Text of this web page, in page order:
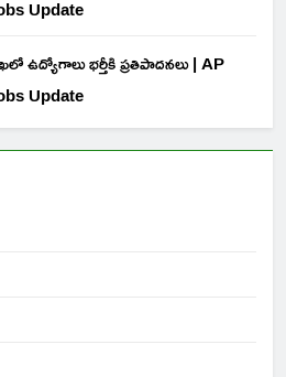
Update
ఉద్యోగాలు భర్తీకి ప్రతిపాదనలు | AP
Update